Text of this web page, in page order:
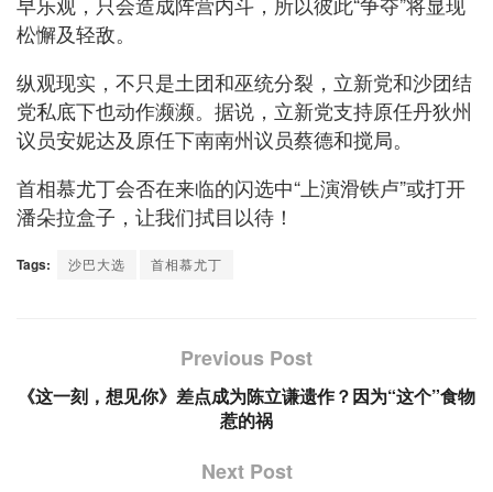
松懈及轻敌。
纵观现实，不只是土团和巫统分裂，立新党和沙团结
党私底下也动作濒濒。据说，立新党支持原任丹狄州
议员安妮达及原任下南南州议员蔡德和搅局。
首相慕尤丁会否在来临的闪选中“上演滑铁卢”或打开
潘朵拉盒子，让我们拭目以待！
Tags: 沙巴大选 首相慕尤丁
Previous Post
《这一刻，想见你》差点成为陈立谦遗作？因为“这个”食物
惹的祸
Next Post